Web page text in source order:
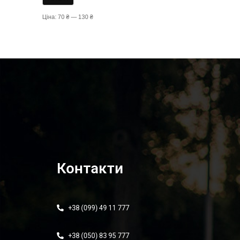
Ціна: 70 ₴ — 130 ₴
Контакти
+38 (099) 49 11 777
+38 (050) 83 95 777